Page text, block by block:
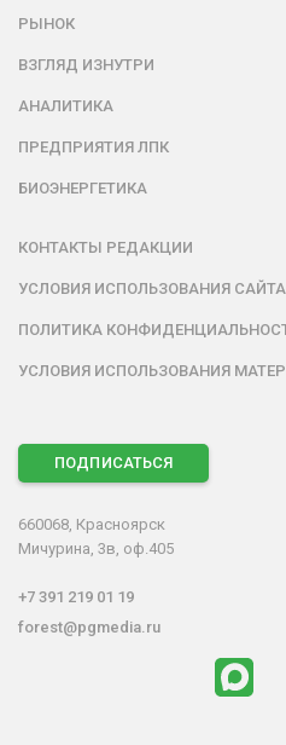
РЫНОК
ВЗГЛЯД ИЗНУТРИ
АНАЛИТИКА
ПРЕДПРИЯТИЯ ЛПК
БИОЭНЕРГЕТИКА
КОНТАКТЫ РЕДАКЦИИ
УСЛОВИЯ ИСПОЛЬЗОВАНИЯ САЙТА
ПОЛИТИКА
УСЛОВИЯ ИСПОЛЬЗОВАНИЯ
ПОДПИСАТЬСЯ
660068, Красноярск
Мичурина, 3в, оф.405
+7 391 219 01 19
forest@pgmedia.ru